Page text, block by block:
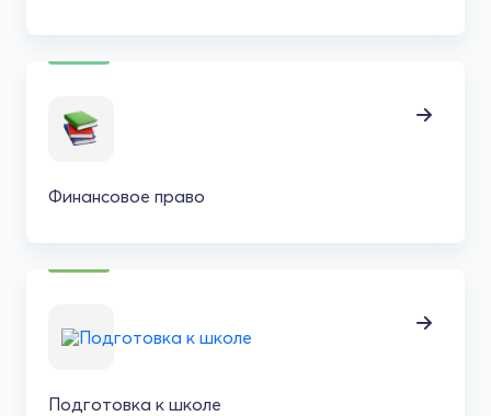
Финансовое право
Подготовка к школе